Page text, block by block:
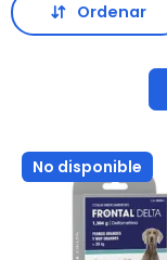
Ordenar
No disponible